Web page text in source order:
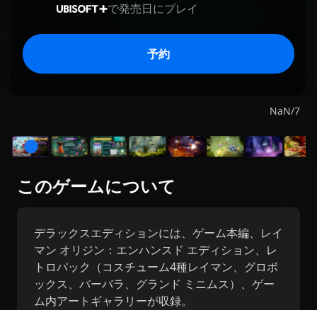
で発売日にプレイ
予約
NaN/7
このゲームについて
デラックスエディションには、ゲーム本編、レイ
マン オリジン：エンハンスド エディション、レ
トロパック（コスチューム4種レイマン、グロボ
ックス、バーバラ、グランド ミニムス）、ゲー
ム内アートギャラリーが収録。